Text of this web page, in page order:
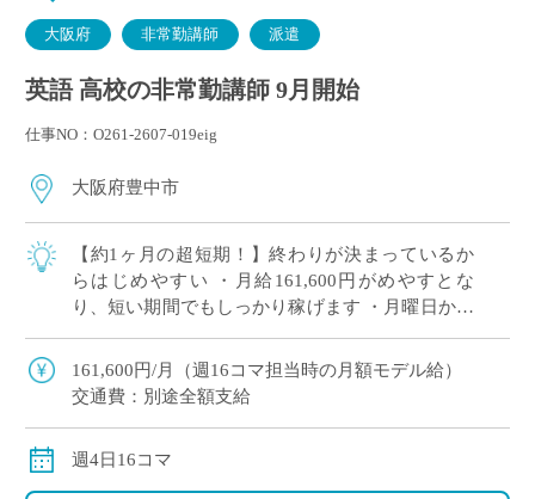
大阪府 非常勤講師 派遣
英語 高校の非常勤講師 9月開始
仕事NO：O261-2607-019eig
大阪府豊中市
【約1ヶ月の超短期！】終わりが決まっているか
らはじめやすい ・月給161,600円がめやすとな
り、短い期間でもしっかり稼げます ・月曜日から
・これまで長年つちかってこられた […]
161,600円/月（週16コマ担当時の月額モデル給）
交通費：別途全額支給
週4日16コマ